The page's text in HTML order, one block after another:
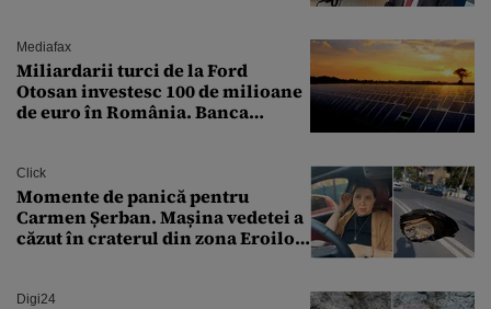
Mediafax
Miliardarii turci de la Ford
Otosan investesc 100 de milioane
de euro în România. Banca
Click
Momente de panică pentru
Carmen Șerban. Mașina vedetei a
căzut în craterul din zona Eroilor:
Digi24